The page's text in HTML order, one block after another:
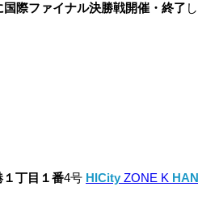
国際ファイナル決勝戦開催・終了
１丁目１番4号 HICity ZONE K